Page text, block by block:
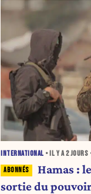
INTERNATIONAL • IL Y A2 JOURS
Hamas :
sortie du